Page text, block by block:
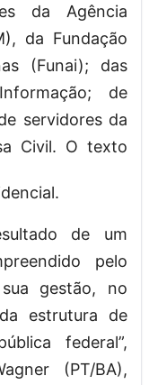
da Agência
da Fundação
(Funai); das
de
servidores da
Civil. O texto
de um
pelo
gestão, no
estrutura de
federal”,
(PT/BA),